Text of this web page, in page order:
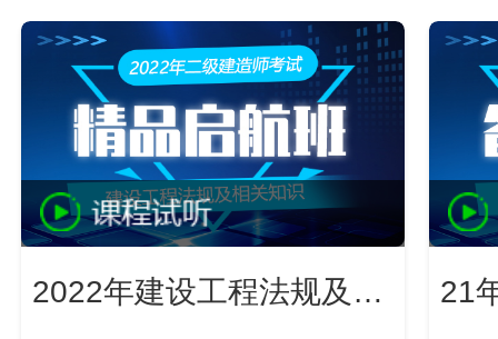
2022年建设工程法规及相关知识 21